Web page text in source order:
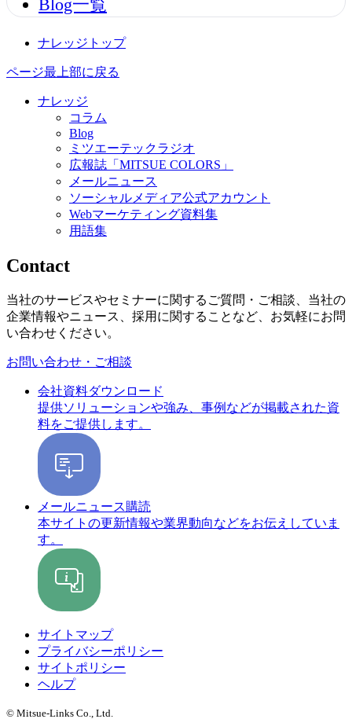
Blog一覧
ナレッジトップ
ページ最上部に戻る
ナレッジ
コラム
Blog
ミツエーテックラジオ
広報誌「MITSUE COLORS」
メールニュース
ソーシャルメディア公式アカウント
Webマーケティング資料集
用語集
Contact
当社のサービスやセミナーに関するご質問・ご相談、当社の
企業情報やニュース、採用に関することなど、お気軽にお問
い合わせください。
お問い合わせ・ご相談
会社資料ダウンロード
提供ソリューションや強み、事例などが掲載された資
料をご提供します。
メールニュース購読
本サイトの更新情報や業界動向などをお伝えしていま
す。
サイトマップ
プライバシーポリシー
サイトポリシー
ヘルプ
© Mitsue-Links Co., Ltd.